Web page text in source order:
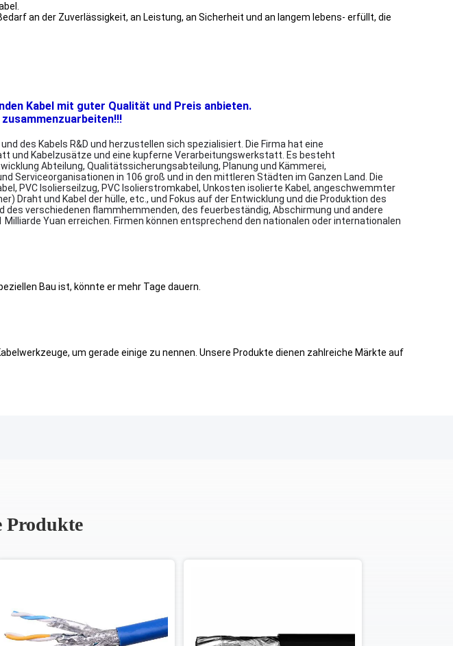
an der Zuverlässigkeit, an Leistung, an Sicherheit und an langem lebens- erfüllt, die
Kabel mit guter Qualität und Preis anbieten.
des Kabels R&D und herzustellen sich spezialisiert. Die Firma hat eine
und Kabelzusätze und eine kupferne Verarbeitungswerkstatt. Es besteht
Abteilung, Qualitätssicherungsabteilung, Planung und Kämmerei,
in 106 groß und in den mittleren Städten im Ganzen Land. Die
PVC Isolierseilzug, PVC Isolierstromkabel, Unkosten isolierte Kabel, angeschwemmter
Draht und Kabel der hülle, etc., und Fokus auf der Entwicklung und die Produktion des
verschiedenen flammhemmenden, des feuerbeständig, Abschirmung und andere
Yuan erreichen. Firmen können entsprechend den nationalen oder internationalen
Bau ist, könnte er mehr Tage dauern.
um gerade einige zu nennen. Unsere Produkte dienen zahlreiche Märkte auf
Produkte